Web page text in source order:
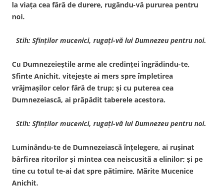
la viaţa cea fără de durere, rugându-vă pururea pentru
noi.
Stih: Sfinţilor mucenici, rugaţi-vă lui Dumnezeu pentru noi.
Cu Dumnezeieştile arme ale credinţei îngrădindu-te,
Sfinte Anichit, vitejeşte ai mers spre împletirea
vrăjmaşilor celor fără de trup; şi cu puterea cea
Dumnezeiască, ai prăpădit taberele acestora.
Stih: Sfinţilor mucenici, rugaţi-vă lui Dumnezeu pentru noi.
Luminându-te de Dumnezeiască înţelegere, ai ruşinat
bârfirea ritorilor şi mintea cea neiscusită a elinilor; şi pe
tine cu totul te-ai dat spre pătimire, Mărite Mucenice
Anichit.